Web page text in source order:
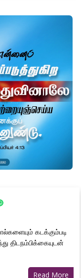
கடக்கும்படி
திடநம்பிக்கையுடன்
Read More